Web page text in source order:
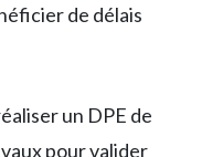
de délais
un DPE de
pour valider